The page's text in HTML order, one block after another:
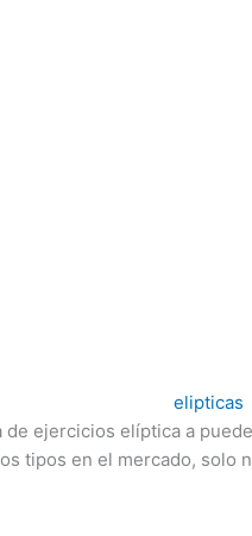
de ejercicios elíptica a
tipos en el mercado, solo